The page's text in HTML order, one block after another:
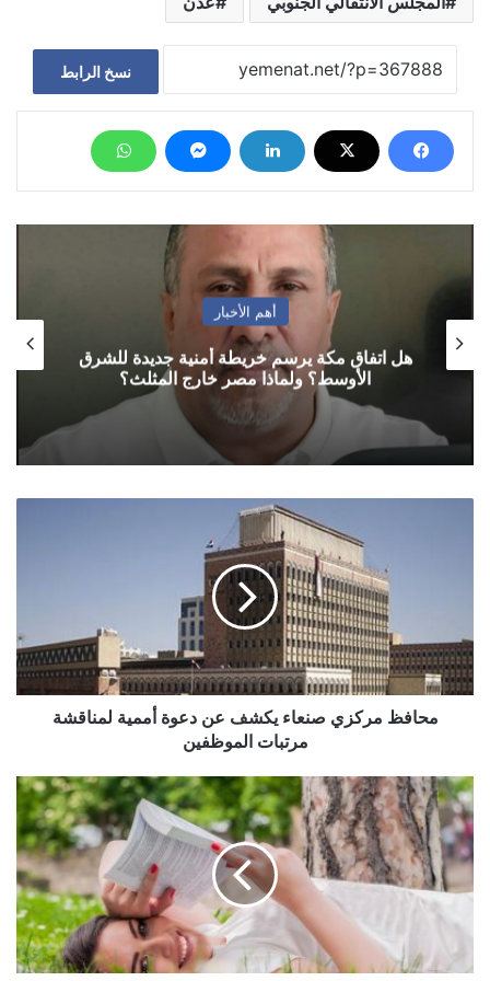
نسخ الرابط
أهم الأخبار
هل اتفاق مكة يرسم خريطة أمنية جديدة للشرق
الأوسط؟ ولماذا مصر خارج المثلث؟
أممية
لمناقشة
مرتبات
الموظفينمحافظ مركزي صنعاء يكشف عن دعوة أممية لمناقشة
مرتبات الموظفين
حظك
مع
الابراج
الاربعاء
أبريل/
نيسان2020